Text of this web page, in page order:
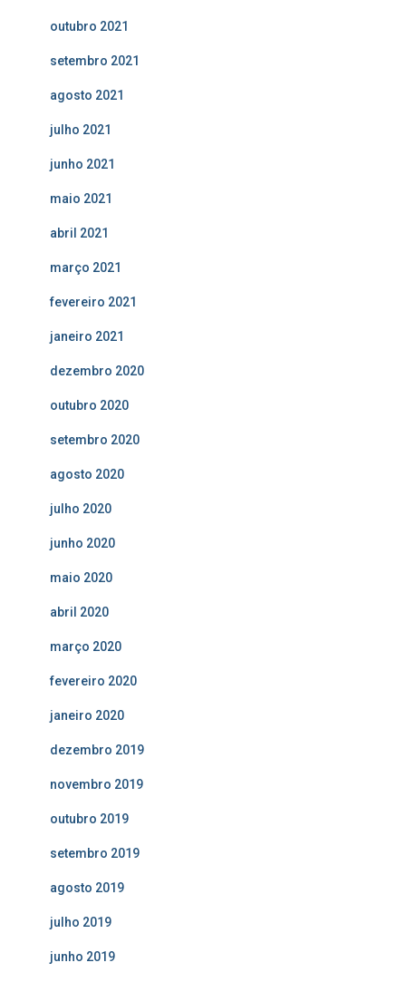
outubro 2021
setembro 2021
agosto 2021
julho 2021
junho 2021
maio 2021
abril 2021
março 2021
fevereiro 2021
janeiro 2021
dezembro 2020
outubro 2020
setembro 2020
agosto 2020
julho 2020
junho 2020
maio 2020
abril 2020
março 2020
fevereiro 2020
janeiro 2020
dezembro 2019
novembro 2019
outubro 2019
setembro 2019
agosto 2019
julho 2019
junho 2019